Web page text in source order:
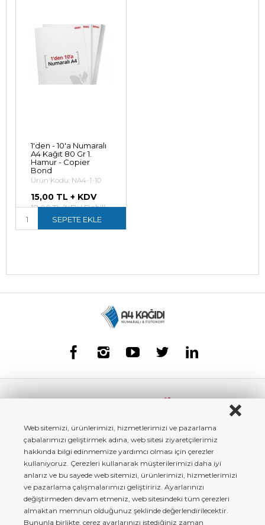
1'den - 10'a Numaralı
A4 Kağıt 80 Gr 1.
Hamur - Copier
Bond
Ürün Kodu: NA4-1-10
15,00 TL + KDV
18,00 TL (KDV Dahil)
SEPETE EKLE
Web sitemizi, ürünlerimizi, hizmetlerimizi ve pazarlama
çabalarımızı geliştirmek adına, web sitesi ziyaretçilerimiz
hakkında bilgi edinmemize yardımcı olması için çerezler
kullanıyoruz. Çerezleri kullanarak müşterilerimizi daha iyi
anlarız ve bu sayede web sitemizi, ürünlerimizi, hizmetlerimizi
ve pazarlama çalışmalarımızı geliştiririz. Ayarlarınızı
değiştirmeden devam etmeniz, web sitesindeki tüm çerezleri
almaktan memnun olduğunuz şeklinde değerlendirilecektir.
Bununla birlikte, çerez ayarlarınızı istediğiniz zaman